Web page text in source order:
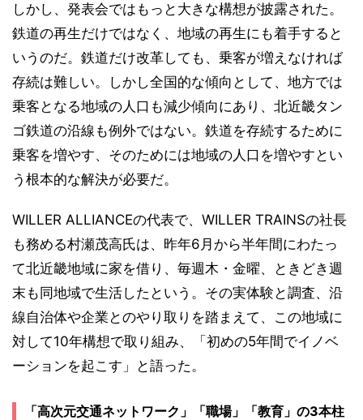
しかし、発表会ではもっと大きな構想が披露された。
鉄道の再生だけではなく、地域の再生にも着手すると
いうのだ。鉄道だけ改革しても、乗客が増えなければ
存続は難しい。しかし全国的な傾向として、地方では
乗客となる地域の人口も減少傾向にあり、北近畿タン
ゴ鉄道の沿線も例外ではない。鉄道を存続するために
乗客を増やす、そのためには地域の人口を増やすとい
う根本的な解決が必要だ。
WILLER ALLIANCEの代表で、WILLER TRAINSの社長
も務める村瀬茂高氏は、昨年6月から半年間にわたっ
て北近畿地域に家を借り、毎週木・金曜、ときどき週
末も同地域で生活したという。その実体験と調査、沿
線自治体や企業とのやり取りを踏まえて、この地域に
対して10年構想で取り組み、「初めの5年間でイノベ
ーションを起こす」と語った。
「高次元交通ネットワーク」「職場」「教育」の3本柱